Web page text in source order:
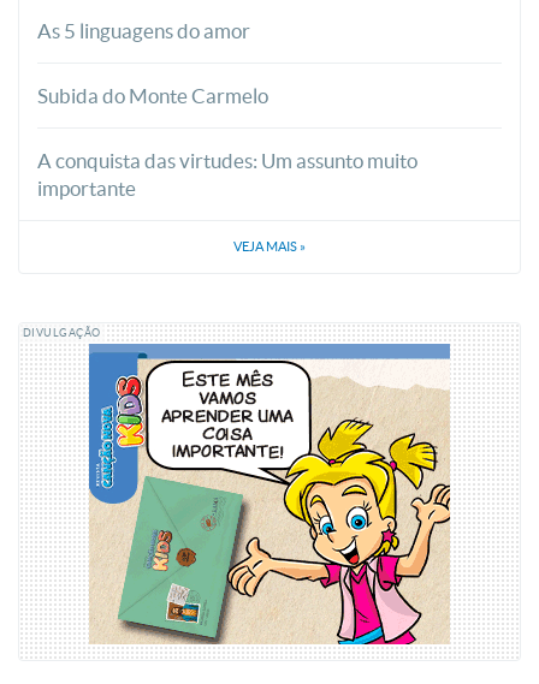
As 5 linguagens do amor
Subida do Monte Carmelo
A conquista das virtudes: Um assunto muito
importante
VEJA MAIS »
DIVULGAÇÃO